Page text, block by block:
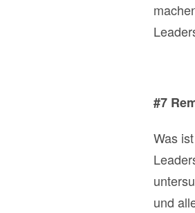
#7
Was
und